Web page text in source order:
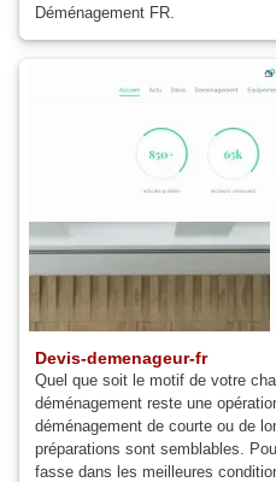
Déménagement FR.
Devis-demenageur-fr
Quel que soit le motif de votre
déménagement reste une
déménagement de courte ou de
préparations sont semblables.
fasse dans les meilleures